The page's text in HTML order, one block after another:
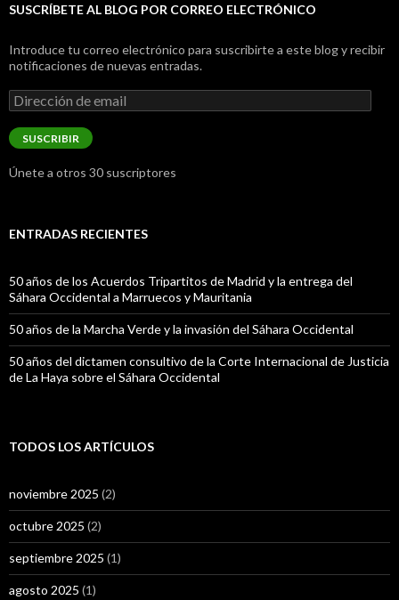
SUSCRÍBETE AL BLOG POR CORREO ELECTRÓNICO
Introduce tu correo electrónico para suscribirte a este blog y recibir
notificaciones de nuevas entradas.
Dirección
de
email
SUSCRIBIR
Únete a otros 30 suscriptores
ENTRADAS RECIENTES
50 años de los Acuerdos Tripartitos de Madrid y la entrega del
Sáhara Occidental a Marruecos y Mauritania
50 años de la Marcha Verde y la invasión del Sáhara Occidental
50 años del dictamen consultivo de la Corte Internacional de Justicia
de La Haya sobre el Sáhara Occidental
TODOS LOS ARTÍCULOS
noviembre 2025 (2)
octubre 2025 (2)
septiembre 2025 (1)
agosto 2025 (1)